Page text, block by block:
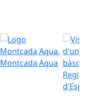
Montcada Aqua